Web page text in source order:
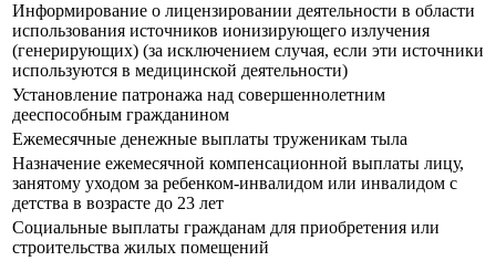
Информирование о лицензировании деятельности в области
использования источников ионизирующего излучения
(генерирующих) (за исключением случая, если эти источники
используются в медицинской деятельности)
Установление патронажа над совершеннолетним
дееспособным гражданином
Ежемесячные денежные выплаты труженикам тыла
Назначение ежемесячной компенсационной выплаты лицу,
занятому уходом за ребенком-инвалидом или инвалидом с
детства в возрасте до 23 лет
Социальные выплаты гражданам для приобретения или
строительства жилых помещений